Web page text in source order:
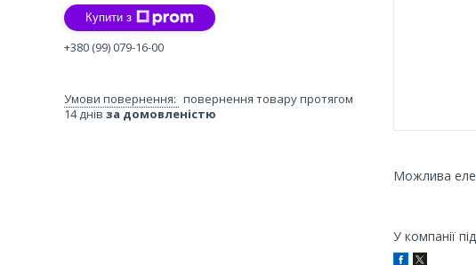
У компанії
Купити з
+380 (99) 079-16-00
повернення товару протягом
14 днів за домовленістю